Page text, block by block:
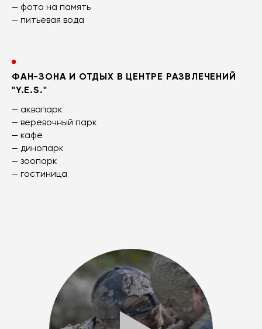
— фото на память
— питьевая вода
ФАН-ЗОНА И ОТДЫХ В ЦЕНТРЕ РАЗВЛЕЧЕНИЙ
"Y.E.S."
— аквапарк
— веревочный парк
— кафе
— динопарк
— зоопарк
— гостиница